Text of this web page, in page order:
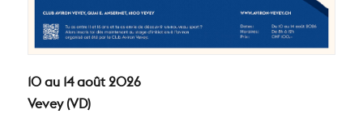
10 au 14 août 2026
Vevey (VD)